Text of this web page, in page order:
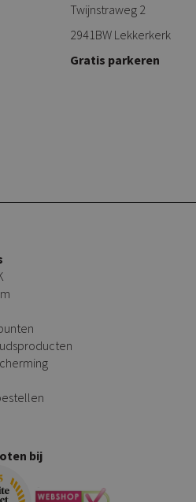
Twijnstraweg 2
2941BW Lekkerkerk
Gratis parkeren
bij